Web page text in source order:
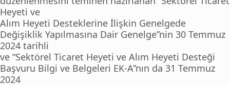
Heyeti ve
Alım Heyeti Desteklerine İlişkin Genelgede
Değişiklik Yapılmasına Dair Genelge”nin 30 Temmuz
2024 tarihli
ve “Sektörel Ticaret Heyeti ve Alım Heyeti Desteği
Başvuru Bilgi ve Belgeleri EK-A”nın da 31 Temmuz
2024